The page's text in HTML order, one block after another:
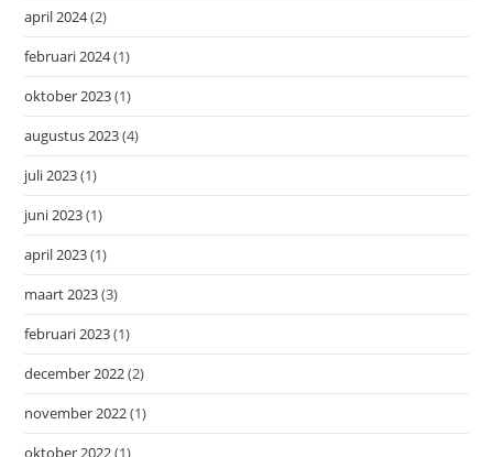
april 2024(2)
februari 2024(1)
oktober 2023(1)
augustus 2023(4)
juli 2023(1)
juni 2023(1)
april 2023(1)
maart 2023(3)
februari 2023(1)
december 2022(2)
november 2022(1)
oktober 2022(1)